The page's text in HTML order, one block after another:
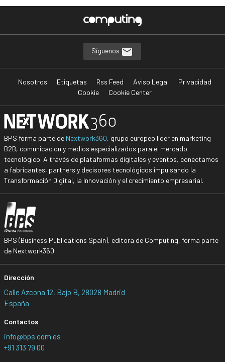
Síguenos
Nosotros Etiquetas Rss Feed Aviso Legal
Privacidad
Cookie
Cookie Center
BPS forma parte de Nextwork360, grupo europeo líder en marketing
B2B, comunicación y medios especializados para el mercado
tecnológico. A través de plataformas digitales y eventos, conectamos
a fabricantes, partners y decisores tecnológicos impulsando la
Transformación Digital, la Innovación y el crecimiento empresarial.
BPS (Business Publications Spain), editora de Computing, forma parte
de Nextwork360.
Dirección
Calle Azcona 12, Bajo B, 28028 Madrid
España
Contactos
info@bps.com.es
+91 313 79 00